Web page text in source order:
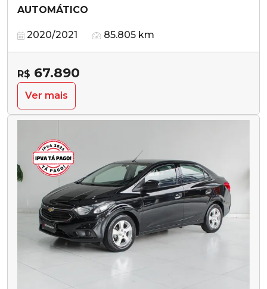
AUTOMÁTICO
2020/2021 85.805 km
R$ 67.890
Ver mais